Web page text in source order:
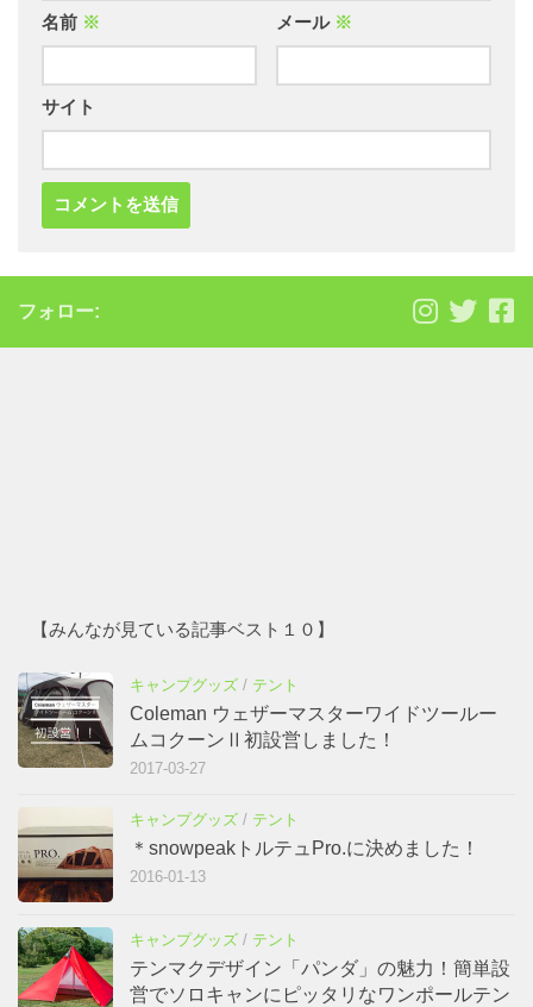
名前 ※ メール ※
サイト
フォロー:
【みんなが見ている記事ベスト１０】
キャンプグッズ / テント
Coleman ウェザーマスターワイドツールー
ムコクーンⅡ初設営しました！
2017-03-27
キャンプグッズ / テント
＊snowpeakトルテュPro.に決めました！
2016-01-13
キャンプグッズ / テント
テンマクデザイン「パンダ」の魅力！簡単設
営でソロキャンにピッタリなワンポールテン